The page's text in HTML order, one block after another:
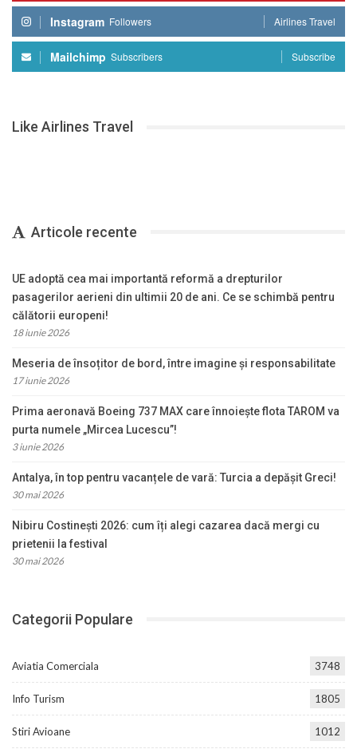
Instagram Followers Airlines Travel
Mailchimp Subscribers Subscribe
Like Airlines Travel
Articole recente
UE adoptă cea mai importantă reformă a drepturilor
pasagerilor aerieni din ultimii 20 de ani. Ce se schimbă pentru
călătorii europeni!
18 iunie 2026
Meseria de însoțitor de bord, între imagine și responsabilitate
17 iunie 2026
Prima aeronavă Boeing 737 MAX care înnoiește flota TAROM va
purta numele „Mircea Lucescu”!
3 iunie 2026
Antalya, în top pentru vacanțele de vară: Turcia a depășit Greci!
30 mai 2026
Nibiru Costinești 2026: cum îți alegi cazarea dacă mergi cu
prietenii la festival
30 mai 2026
Categorii Populare
Aviatia Comerciala 3748
Info Turism 1805
Stiri Avioane 1012